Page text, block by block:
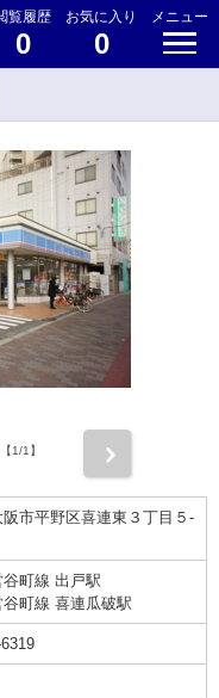
覧履歴
0
お気に入り
0
メニュー
1/1】
阪市平野区喜連東３丁目５-
谷町線 出戸駅
谷町線 喜連瓜破駅